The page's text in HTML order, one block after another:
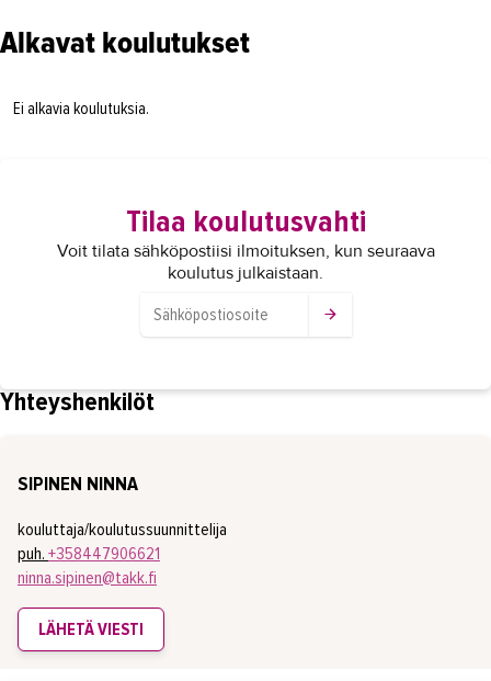
Alkavat koulutukset
Ei alkavia koulutuksia.
Tilaa koulutusvahti
Voit tilata sähköpostiisi ilmoituksen, kun seuraava
koulutus julkaistaan.
Yhteyshenkilöt
SIPINEN NINNA
kouluttaja/koulutussuunnittelija
puh. +358447906621
ninna.sipinen@takk.fi
LÄHETÄ VIESTI